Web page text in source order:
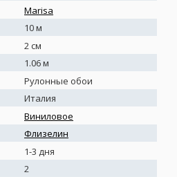
Marisa
10 м
2 см
1.06 м
Рулонные обои
Италия
Виниловое
Флизелин
1-3 дня
2